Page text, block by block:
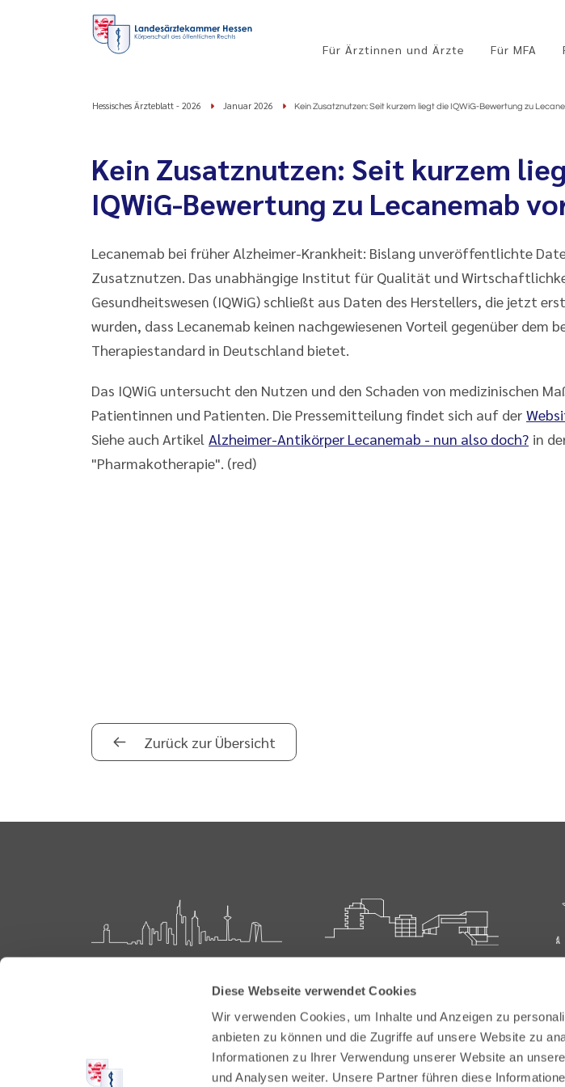
Diese Webseite verwendet Cookies
Wir verwenden Cookies, um Inhalte und Anzeigen zu
anbieten zu können und die Zugriffe auf unsere Website zu
Informationen zu Ihrer Verwendung unserer Website an
und Analysen weiter. Unsere Partner führen diese
Für Ärztinnen und Ärzte Für MFA
Hessisches Ärzteblatt - 2026 Januar 2026 Kein Zusatznutzen: Seit kurzem liegt die IQWiG-Bewertung zu
Kein Zusatznutzen: Seit kurzem
IQWiG-Bewertung zu Lecanemab
Lecanemab bei früher Alzheimer-Krankheit: Bislang unveröffentlichte
Zusatznutzen. Das unabhängige Institut für Qualität und
Gesundheitswesen (IQWiG) schließt aus Daten des Herstellers, die jetzt
wurden, dass Lecanemab keinen nachgewiesenen Vorteil gegenüber dem
Therapiestandard in Deutschland bietet.
Das IQWiG untersucht den Nutzen und den Schaden von medizinischen
Patientinnen und Patienten. Die Pressemitteilung findet sich auf der
Siehe auch Artikel Alzheimer-Antikörper Lecanemab - nun also doch? in
"Pharmakotherapie". (red)
Zurück zur Übersicht
Postfach 60 05 66
60335 Frankfurt
Weiterbildung
61231 Bad Nauheim
Tel:+49 6032 782-200